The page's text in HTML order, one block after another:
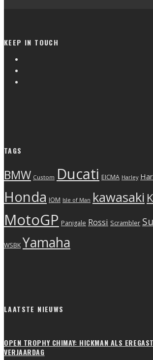
KEEP IN TOUCH
TAGS
BMW Custom Ducati EICMA Harley
Honda IOM Isle of Man kawasaki
MotoGP Panigale Rossi Scrambler
WSBK Yamaha
LAATSTE NIEUWS
OPEN TROPHY CHIMAY: HICKMAN ALS
VERJAARDAG